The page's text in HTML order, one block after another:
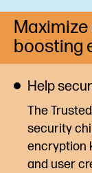
boosting
Help
The
security
encryption
and user